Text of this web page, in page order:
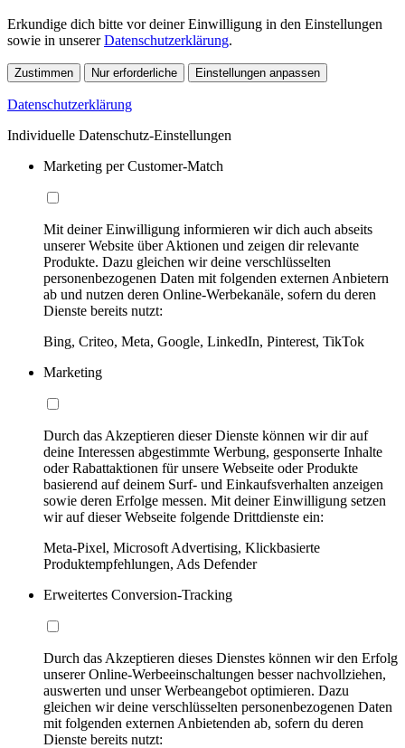
Erkundige dich bitte vor deiner Einwilligung in den Einstellungen
sowie in unsererDatenschutzerklärung.
Zustimmen Nur erforderliche Einstellungen anpassen
Datenschutzerklärung
Individuelle Datenschutz-Einstellungen
Marketing per Customer-Match
Mit deiner Einwilligung informieren wir dich auch abseits
unserer Website über Aktionen und zeigen dir relevante
Produkte. Dazu gleichen wir deine verschlüsselten
personenbezogenen Daten mit folgenden externen Anbietern
ab und nutzen deren Online-Werbekanäle, sofern du deren
Dienste bereits nutzt:
Bing, Criteo, Meta, Google, LinkedIn, Pinterest, TikTok
Marketing
Durch das Akzeptieren dieser Dienste können wir dir auf
deine Interessen abgestimmte Werbung, gesponserte Inhalte
oder Rabattaktionen für unsere Webseite oder Produkte
basierend auf deinem Surf- und Einkaufsverhalten anzeigen
sowie deren Erfolge messen. Mit deiner Einwilligung setzen
wir auf dieser Webseite folgende Drittdienste ein:
Meta-Pixel, Microsoft Advertising, Klickbasierte
Produktempfehlungen, Ads Defender
Erweitertes Conversion-Tracking
Durch das Akzeptieren dieses Dienstes können wir den Erfolg
unserer Online-Werbeeinschaltungen besser nachvollziehen,
auswerten und unser Werbeangebot optimieren. Dazu
gleichen wir deine verschlüsselten personenbezogenen Daten
mit folgenden externen Anbietenden ab, sofern du deren
Dienste bereits nutzt: